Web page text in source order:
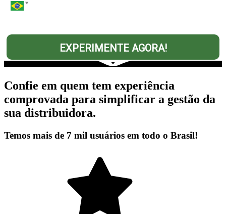
EXPERIMENTE AGORA!
Confie em quem tem experiência
comprovada para simplificar a gestão da
sua distribuidora.
Temos mais de 7 mil usuários em todo o Brasil!